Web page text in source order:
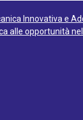
Innovativa e
alle opportunità